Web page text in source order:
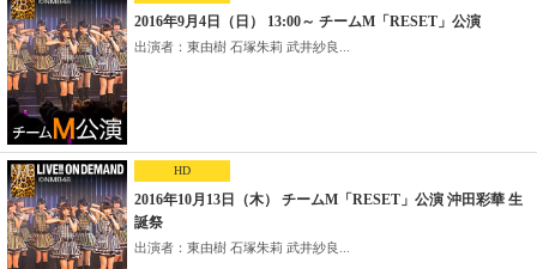
2016年9月4日（日） 13:00～ チームM「RESET」公演
出演者：東由樹 石塚朱莉 武井紗良...
HD
2016年10月13日（木） チームM「RESET」公演 沖田彩華 生
誕祭
出演者：東由樹 石塚朱莉 武井紗良...